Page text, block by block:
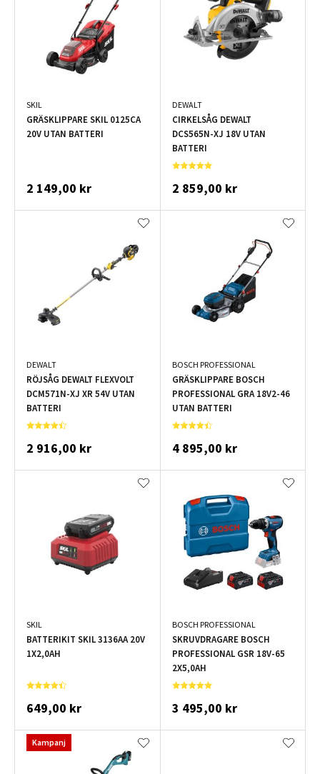
SKIL
GRÄSKLIPPARE SKIL 0125CA
20V UTAN BATTERI
2 149,00 kr
DEWALT
CIRKELSÅG DEWALT
DCS565N-XJ 18V UTAN
BATTERI
2 859,00 kr
DEWALT
RÖJSÅG DEWALT FLEXVOLT
DCM571N-XJ XR 54V UTAN
BATTERI
2 916,00 kr
BOSCH PROFESSIONAL
GRÄSKLIPPARE BOSCH
PROFESSIONAL GRA 18V2-46
UTAN BATTERI
4 895,00 kr
SKIL
BATTERIKIT SKIL 3136AA 20V
1X2,0AH
649,00 kr
BOSCH PROFESSIONAL
SKRUVDRAGARE BOSCH
PROFESSIONAL GSR 18V-65
2X5,0AH
3 495,00 kr
Kampanj